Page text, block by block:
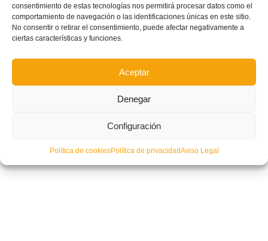
consentimiento de estas tecnologías nos permitirá procesar datos como el
comportamiento de navegación o las identificaciones únicas en este sitio.
No consentir o retirar el consentimiento, puede afectar negativamente a
ciertas características y funciones.
Aceptar
Denegar
Configuración
Política de cookiesPolítica de privacidadAviso Legal